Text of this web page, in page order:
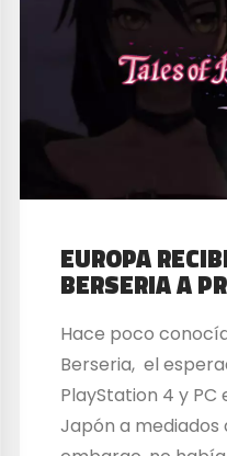
EUROPA
BERSERIA A
Hace poco
Berseria, el
PlayStation 4 y
Japón a mediados